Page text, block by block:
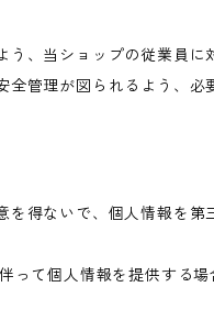
、当ショップの従業員に
管理が図られるよう、必
得ないで、個人情報を第
って個人情報を提供する場